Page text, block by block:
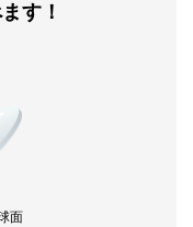
す！
面